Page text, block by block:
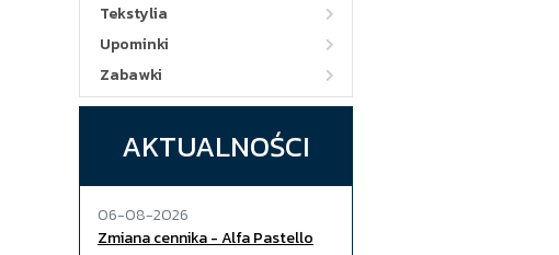
Tekstylia
Upominki
Zabawki
AKTUALNOŚCI
06-08-2026
Zmiana cennika - Alfa Pastello